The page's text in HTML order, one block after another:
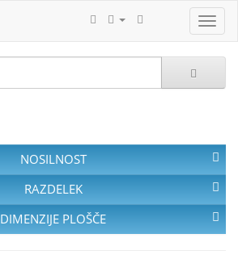
NOSILNOST
RAZDELEK
DIMENZIJE PLOŠČE